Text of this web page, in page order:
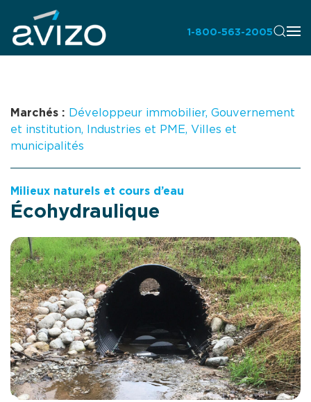
1-800-563-2005
Marchés : Développeur immobilier, Gouvernement
et institution, Industries et PME, Villes et
municipalités
Milieux naturels et cours d’eau
Écohydraulique